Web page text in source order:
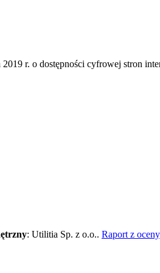
2019 r. o dostępności cyfrowej stron
: Utilitia Sp. z o.o.. Raport z oceny